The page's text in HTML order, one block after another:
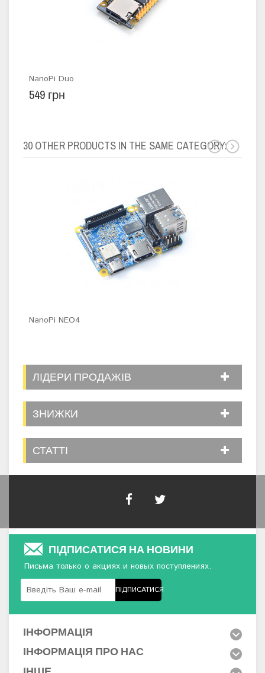
NanoPi Duo
549 грн
30 OTHER PRODUCTS IN THE SAME CATEGORY:
NanoPi NEO4
ЛІДЕРИ ПРОДАЖІВ
ЗНИЖКИ
СТАТТІ
ПІДПИСАТИСЯ НА НОВИНИ
Письма только о акциях и новых поступлениях.
ПІДПИСАТИСЯ
ІНФОРМАЦІЯ
ІНФОРМАЦІЯ ПРО НАС